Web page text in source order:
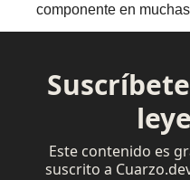
componente en
Este contenido es
suscrito a